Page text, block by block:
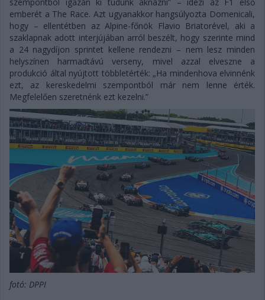
emberét a The Race. Azt ugyanakkor hangsúlyozta Domenicali,
hogy – ellentétben az Alpine-főnök Flavio Briatorével, aki a
szaklapnak adott interjújában arról beszélt, hogy szerinte mind
a 24 nagydíjon sprintet kellene rendezni – nem lesz minden
helyszínen harmadtávú verseny, mivel azzal elveszne a
produkció által nyújtott többletérték: „Ha mindenhova elvinnénk
ezt, az kereskedelmi szempontból már nem lenne érték.
Megfelelően szeretnénk ezt kezelni.”
fotó: DPPI